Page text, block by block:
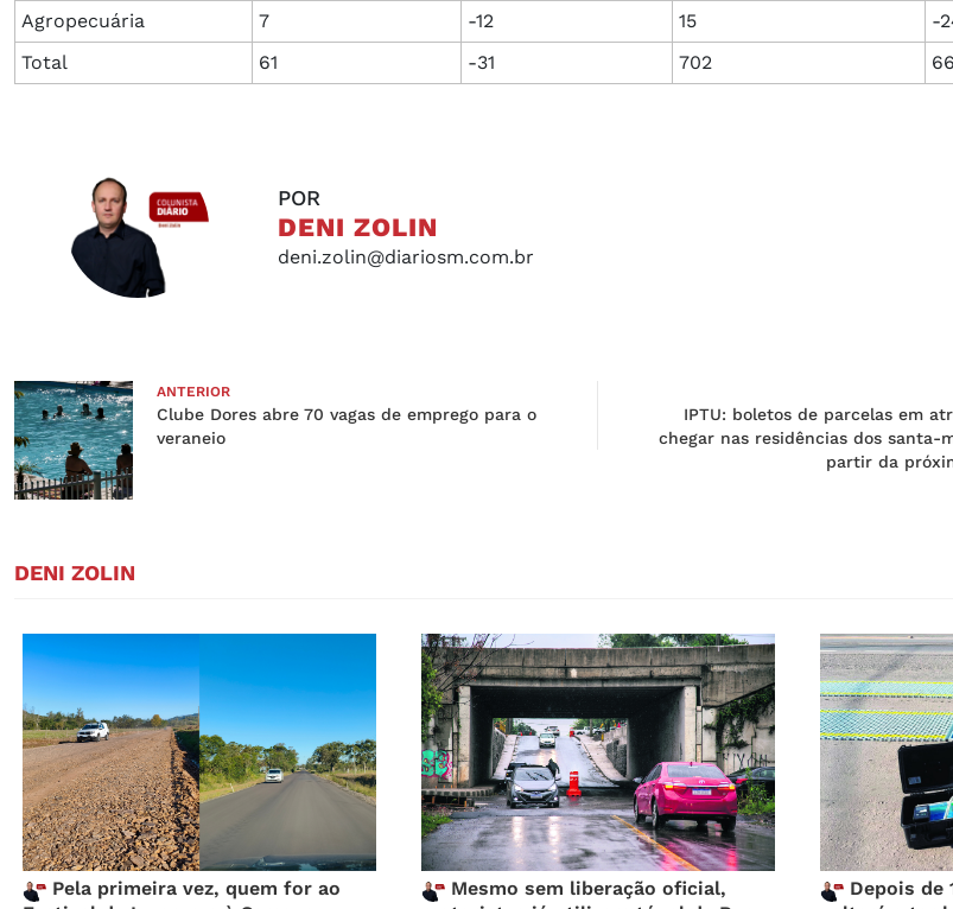
Agropecuária
7 -12 15
-
Total
61 -31 702
POR
DENI ZOLIN
deni.zolin@diariosm.com.br
ANTERIOR
Clube Dores abre 70 vagas de emprego para o
veraneio
IPTU: boletos de parcelas em
chegar nas residências dos santa-
partir da
DENI ZOLIN
Pela primeira vez, quem for ao
Mesmo sem liberação oficial,
Depois de